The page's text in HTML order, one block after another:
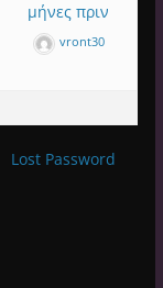
μήνες πριν
vront30
Lost Password